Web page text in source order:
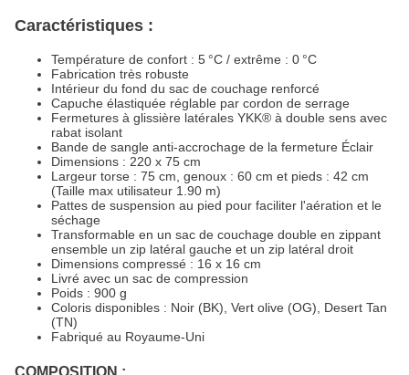
Caractéristiques :
Température de confort : 5 °C / extrême : 0 °C
Fabrication très robuste
Intérieur du fond du sac de couchage renforcé
Capuche élastiquée réglable par cordon de serrage
Fermetures à glissière latérales YKK® à double sens avec
rabat isolant
Bande de sangle anti-accrochage de la fermeture Éclair
Dimensions : 220 x 75 cm
Largeur torse : 75 cm, genoux : 60 cm et pieds : 42 cm
(Taille max utilisateur 1.90 m)
Pattes de suspension au pied pour faciliter l'aération et le
séchage
Transformable en un sac de couchage double en zippant
ensemble un zip latéral gauche et un zip latéral droit
Dimensions compressé : 16 x 16 cm
Livré avec un sac de compression
Poids : 900 g
Coloris disponibles : Noir (BK), Vert olive (OG), Desert Tan
(TN)
Fabriqué au Royaume-Uni
COMPOSITION :